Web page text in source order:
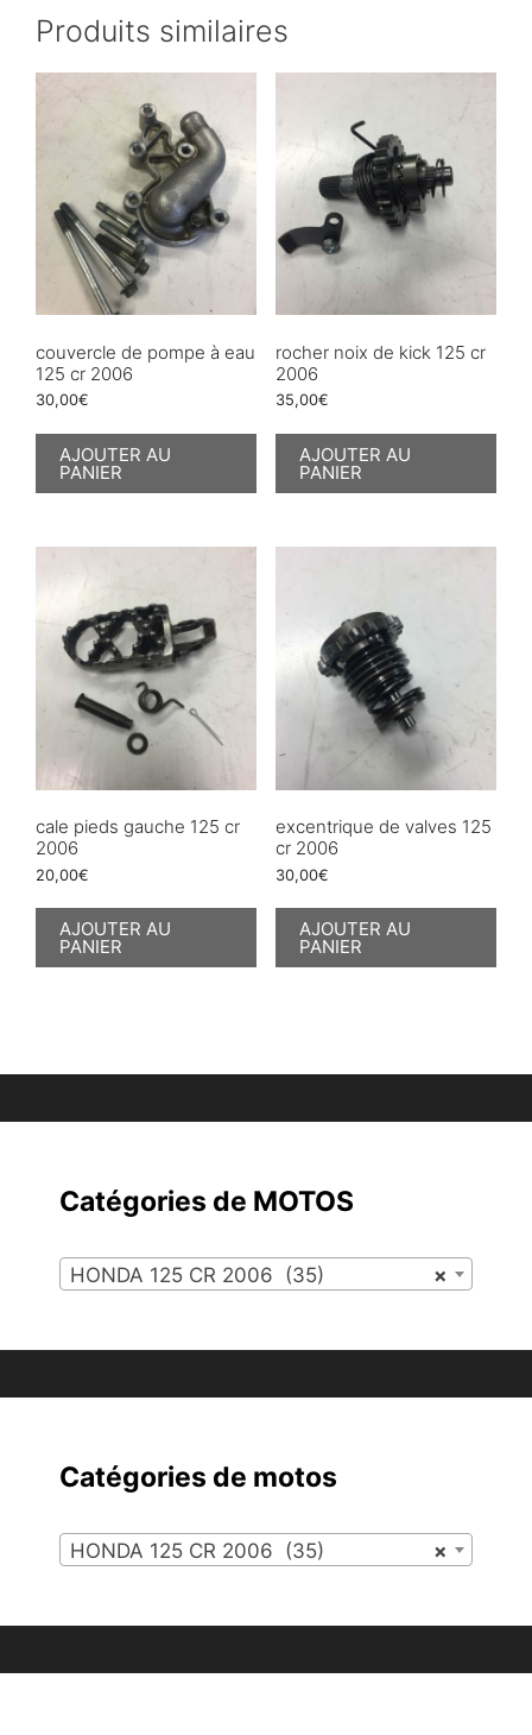
Produits similaires
couvercle de pompe à eau
125 cr 2006
30,00€
AJOUTER AU
PANIER
rocher noix de kick 125 cr
2006
35,00€
AJOUTER AU
PANIER
cale pieds gauche 125 cr
2006
20,00€
AJOUTER AU
PANIER
excentrique de valves 125
cr 2006
30,00€
AJOUTER AU
PANIER
Catégories de MOTOS
×
HONDA 125 CR 2006 (35)
Catégories de motos
×
HONDA 125 CR 2006 (35)